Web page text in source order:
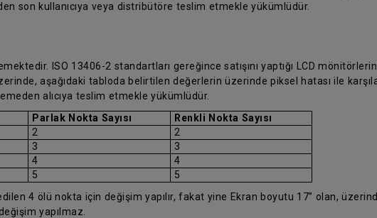
son kullanıcıya veya distribütöre teslim etmekle yükümlüdür.
ISO 13406-2 standartları gereğince satışını yaptığı LCD
aşağıdaki tabloda belirtilen değerlerin üzerinde piksel hatası ile
alıcıya teslim etmekle yükümlüdür.
Parlak Nokta Sayısı
Renkli Nokta Sayısı
2
2
3
3
4
4
5
5
4 ölü nokta için değişim yapılır, fakat yine Ekran boyutu 17” olan,
yapılmaz.